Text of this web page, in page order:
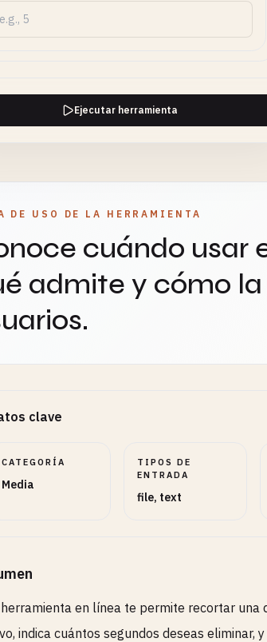
Ejecutar herramienta
DE USO DE LA HERRAMIENTA
cuándo usar
admite y cómo
clave
CATEGORÍA
Media
TIPOS DE
ENTRADA
file, text
en línea te permite recortar una
indica cuántos segundos deseas